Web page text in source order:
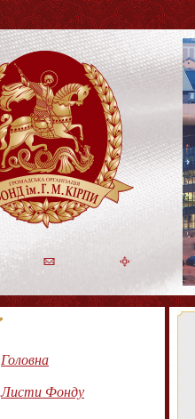
Головна
Листи Фонду